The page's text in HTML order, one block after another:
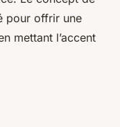
pour offrir une
mettant l’accent